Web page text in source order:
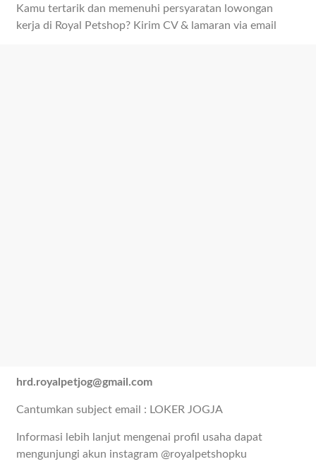
Kamu tertarik dan memenuhi persyaratan lowongan
kerja di Royal Petshop? Kirim CV & lamaran via email
hrd.royalpetjog@gmail.com
Cantumkan subject email : LOKER JOGJA
Informasi lebih lanjut mengenai profil usaha dapat
mengunjungi akun instagram @royalpetshopku